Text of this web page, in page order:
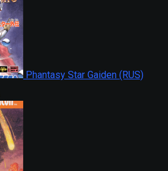
Phantasy Star Gaiden (RUS)